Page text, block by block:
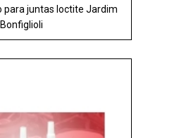
para juntas loctite Jardim
Bonfiglioli